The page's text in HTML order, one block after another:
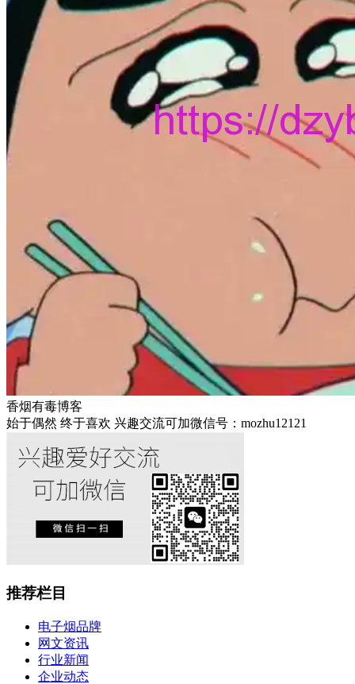
香烟有毒博客
始于偶然 终于喜欢 兴趣交流可加微信号：mozhu12121
推荐栏目
电子烟品牌
网文资讯
行业新闻
企业动态